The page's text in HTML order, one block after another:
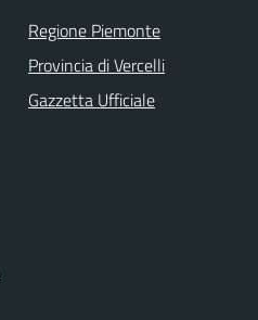
Regione Piemonte
Provincia di Vercelli
Gazzetta Ufficiale